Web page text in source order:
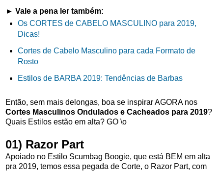
► Vale a pena ler também:
Os CORTES de CABELO MASCULINO para 2019,
Dicas!
Cortes de Cabelo Masculino para cada Formato de
Rosto
Estilos de BARBA 2019: Tendências de Barbas
Então, sem mais delongas, boa se inspirar AGORA nos
Cortes Masculinos Ondulados e Cacheados para 2019?
Quais Estilos estão em alta? GO \o
01) Razor Part
Apoiado no Estilo Scumbag Boogie, que está BEM em alta
pra 2019, temos essa pegada de Corte, o Razor Part, com